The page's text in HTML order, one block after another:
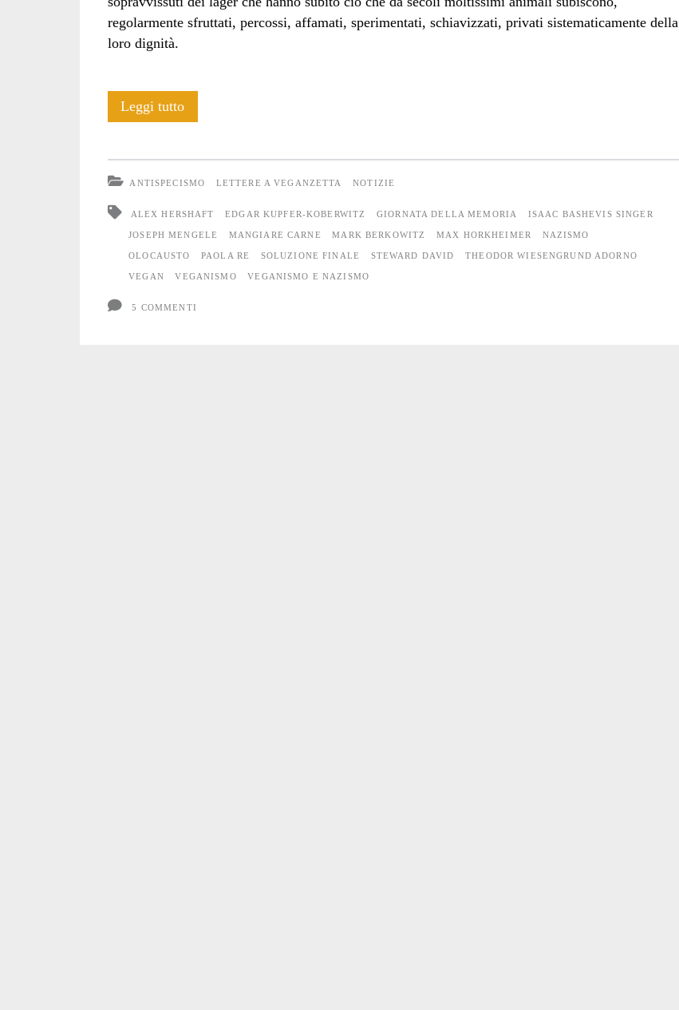
regolarmente sfruttati, percossi, affamati, sperimentati, schiavizzati, privati sistematicamente della
loro dignità.
Leggi tuttoIl
riflessioni
di
ANTISPECISMO LETTERE A VEGANZETTA NOTIZIE
ALEX HERSHAFT EDGAR KUPFER-KOBERWITZ GIORNATA DELLA MEMORIA ISAAC BASHEVIS SINGER
JOSEPH MENGELE MANGIARE CARNE MARK BERKOWITZ MAX HORKHEIMER NAZISMO
OLOCAUSTO PAOLA RE SOLUZIONE FINALE STEWARD DAVID THEODOR WIESENGRUND ADORNO
VEGAN VEGANISMO VEGANISMO E NAZISMO
5 COMMENTI